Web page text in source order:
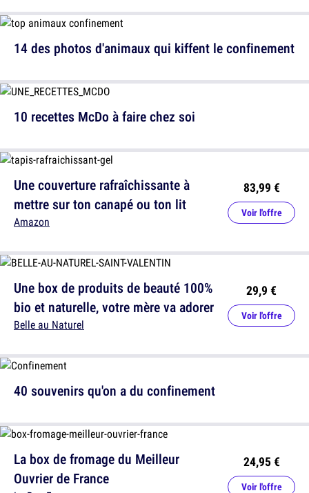
14 des photos d'animaux qui kiffent le confinement
Une couverture rafraîchissante à
mettre sur ton canapé ou ton lit
Amazon
83,99 €
Voir l'offre
40 souvenirs qu'on a du confinement
10 recettes McDo à faire chez soi
Une box de produits de beauté 100%
bio et naturelle, votre mère va adorer
Belle au Naturel
29,9 €
Voir l'offre
La box de fromage du Meilleur
Ouvrier de France
24,95 €
Voir l'offre